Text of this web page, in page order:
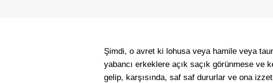
Şimdi, o avret ki lohusa veya hamile veya
yabancı erkeklere açık saçık görünmese ve
gelip, karşısında, saf saf dururlar ve ona